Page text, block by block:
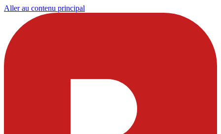
Aller au contenu principal